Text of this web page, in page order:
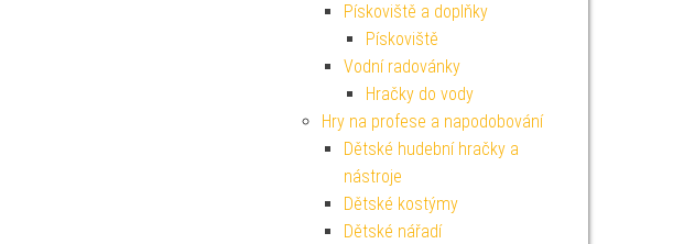
Pískoviště a doplňky
Pískoviště
Vodní radovánky
Hračky do vody
Hry na profese a napodobování
Dětské hudební hračky a
nástroje
Dětské kostýmy
Dětské nářadí